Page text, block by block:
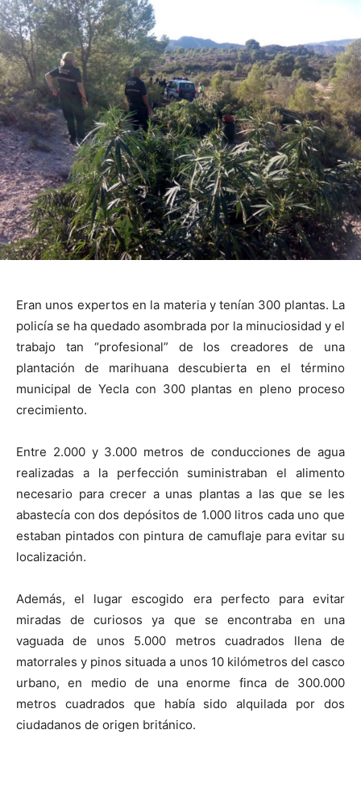
Eran unos expertos en la materia y tenían 300 plantas. La
policía se ha quedado asombrada por la minuciosidad y el
trabajo tan “profesional” de los creadores de una
plantación de marihuana descubierta en el término
municipal de Yecla con 300 plantas en pleno proceso
crecimiento.
Entre 2.000 y 3.000 metros de conducciones de agua
realizadas a la perfección suministraban el alimento
necesario para crecer a unas plantas a las que se les
abastecía con dos depósitos de 1.000 litros cada uno que
estaban pintados con pintura de camuflaje para evitar su
localización.
Además, el lugar escogido era perfecto para evitar
miradas de curiosos ya que se encontraba en una
vaguada de unos 5.000 metros cuadrados llena de
matorrales y pinos situada a unos 10 kilómetros del casco
urbano, en medio de una enorme finca de 300.000
metros cuadrados que había sido alquilada por dos
ciudadanos de origen británico.